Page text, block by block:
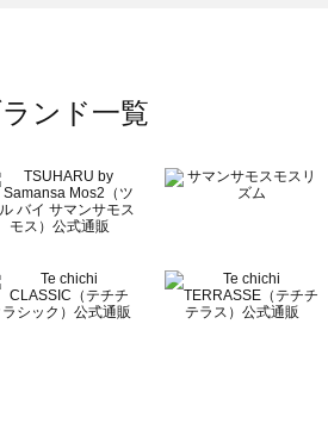
ンド一覧